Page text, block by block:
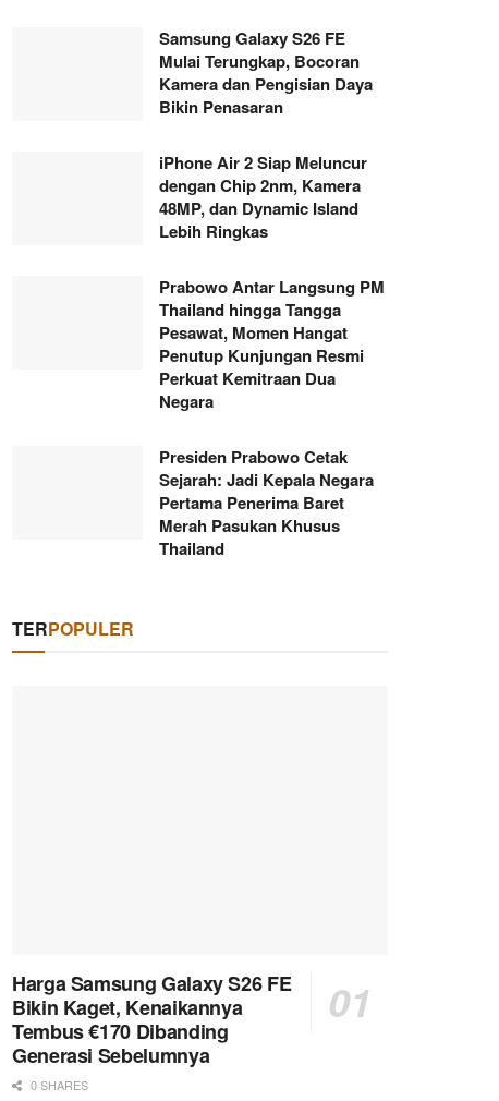
Samsung Galaxy S26 FE
Mulai Terungkap, Bocoran
Kamera dan Pengisian Daya
Bikin Penasaran
iPhone Air 2 Siap Meluncur
dengan Chip 2nm, Kamera
48MP, dan Dynamic Island
Lebih Ringkas
Prabowo Antar Langsung PM
Thailand hingga Tangga
Pesawat, Momen Hangat
Penutup Kunjungan Resmi
Perkuat Kemitraan Dua
Negara
Presiden Prabowo Cetak
Sejarah: Jadi Kepala Negara
Pertama Penerima Baret
Merah Pasukan Khusus
Thailand
TERPOPULER
Harga Samsung Galaxy S26 FE
Bikin Kaget, Kenaikannya
Tembus €170 Dibanding
Generasi Sebelumnya
0 SHARES